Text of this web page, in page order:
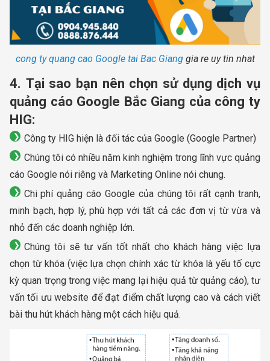
cong ty quang cao Google tai Bac Gianggia re uy tin nhat
4. Tại sao bạn nên chọn sử dụng dịch vụ
quảng cáo Google Bắc Giang của công ty
HIG:
Công ty HIG hiện là đối tác của Google (Google Partner)
Chúng tôi có nhiều năm kinh nghiệm trong lĩnh vực quảng
cáo Google nói riêng và Marketing Online nói chung.
Chi phí quảng cáo Google của chúng tôi rất cạnh tranh,
minh bạch, hợp lý, phù hợp với tất cả các đơn vị từ vừa và
nhỏ đến các doanh nghiệp lớn.
Chúng tôi sẽ tư vấn tốt nhất cho khách hàng việc lựa
chọn từ khóa (việc lựa chọn chính xác từ khóa là yếu tố cực
kỳ quan trọng trong việc mang lại hiệu quả từ quảng cáo), tư
vấn tối ưu website để đạt điểm chất lượng cao và cách viết
bài thu hút khách hàng một cách hiệu quả.